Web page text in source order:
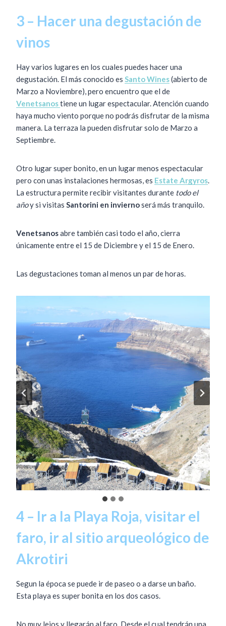
3 – Hacer una degustación de
vinos
Hay varios lugares en los cuales puedes hacer una
degustación. El más conocido es Santo Wines(abierto de
Marzo a Noviembre), pero encuentro que el de
Venetsanostiene un lugar espectacular. Atención cuando
haya mucho viento porque no podrás disfrutar de la misma
manera. La terraza la pueden disfrutar solo de Marzo a
Septiembre.
Otro lugar super bonito, en un lugar menos espectacular
pero con unas instalaciones hermosas, es Estate Argyros
La estructura permite recibir visitantes durante todo el
añoy si visitas Santorini en inviernoserá más tranquilo.
Venetsanosabre también casi todo el año, cierra
únicamente entre el 15 de Diciembre y el 15 de Enero.
Las degustaciones toman al menos un par de horas.
4 – Ir a la Playa Roja, visitar el
faro, ir al sitio arqueológico de
Akrotiri
Segun la época se puede ir de paseo o a darse un baño.
Esta playa es super bonita en los dos casos.
No muy lejos y llegarán al faro. Desde el cual tendrán una